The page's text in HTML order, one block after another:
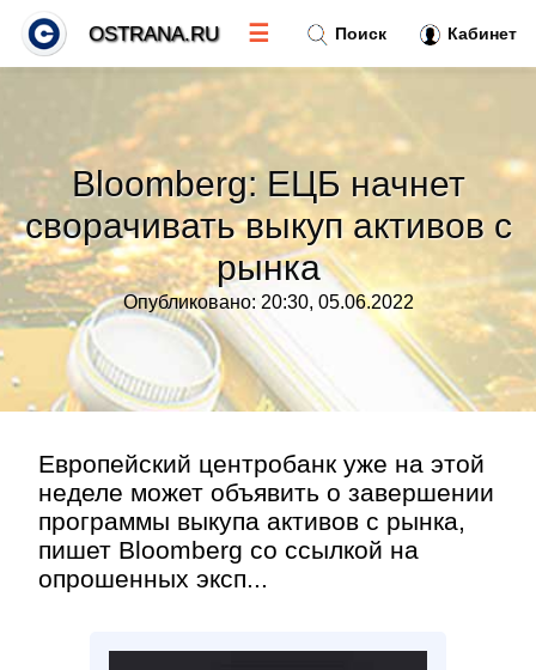
Bloomberg: ЕЦБ начнет
сворачивать выкуп активов с
рынка
Опубликовано: 20:30, 05.06.2022
Европейский центробанк уже на этой
неделе может объявить о завершении
программы выкупа активов с рынка,
пишет Bloomberg со ссылкой на
опрошенных эксп...
Поиск Кабинет
OSTRANA.RU ☰
Тренды новостей»
Рубрики»
Правила
Контакт»